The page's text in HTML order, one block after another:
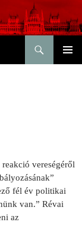
vereségéről
fél év politikai
van.” Révai
az